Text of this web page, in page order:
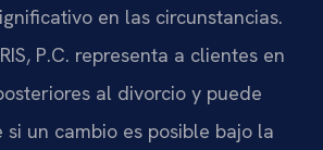
en las circunstancias.
P.C. representa a clientes en
al divorcio y puede
si un cambio es posible bajo la